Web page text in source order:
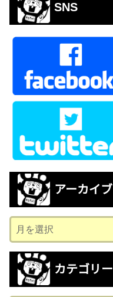
SNS
アーカイブ
ー
カ
ブ
カテゴリー